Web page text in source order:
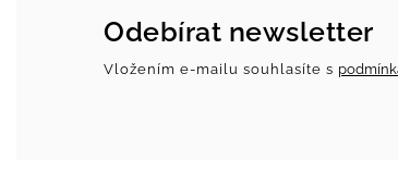
Odebírat newsletter
Vložením e-mailu souhlasíte s